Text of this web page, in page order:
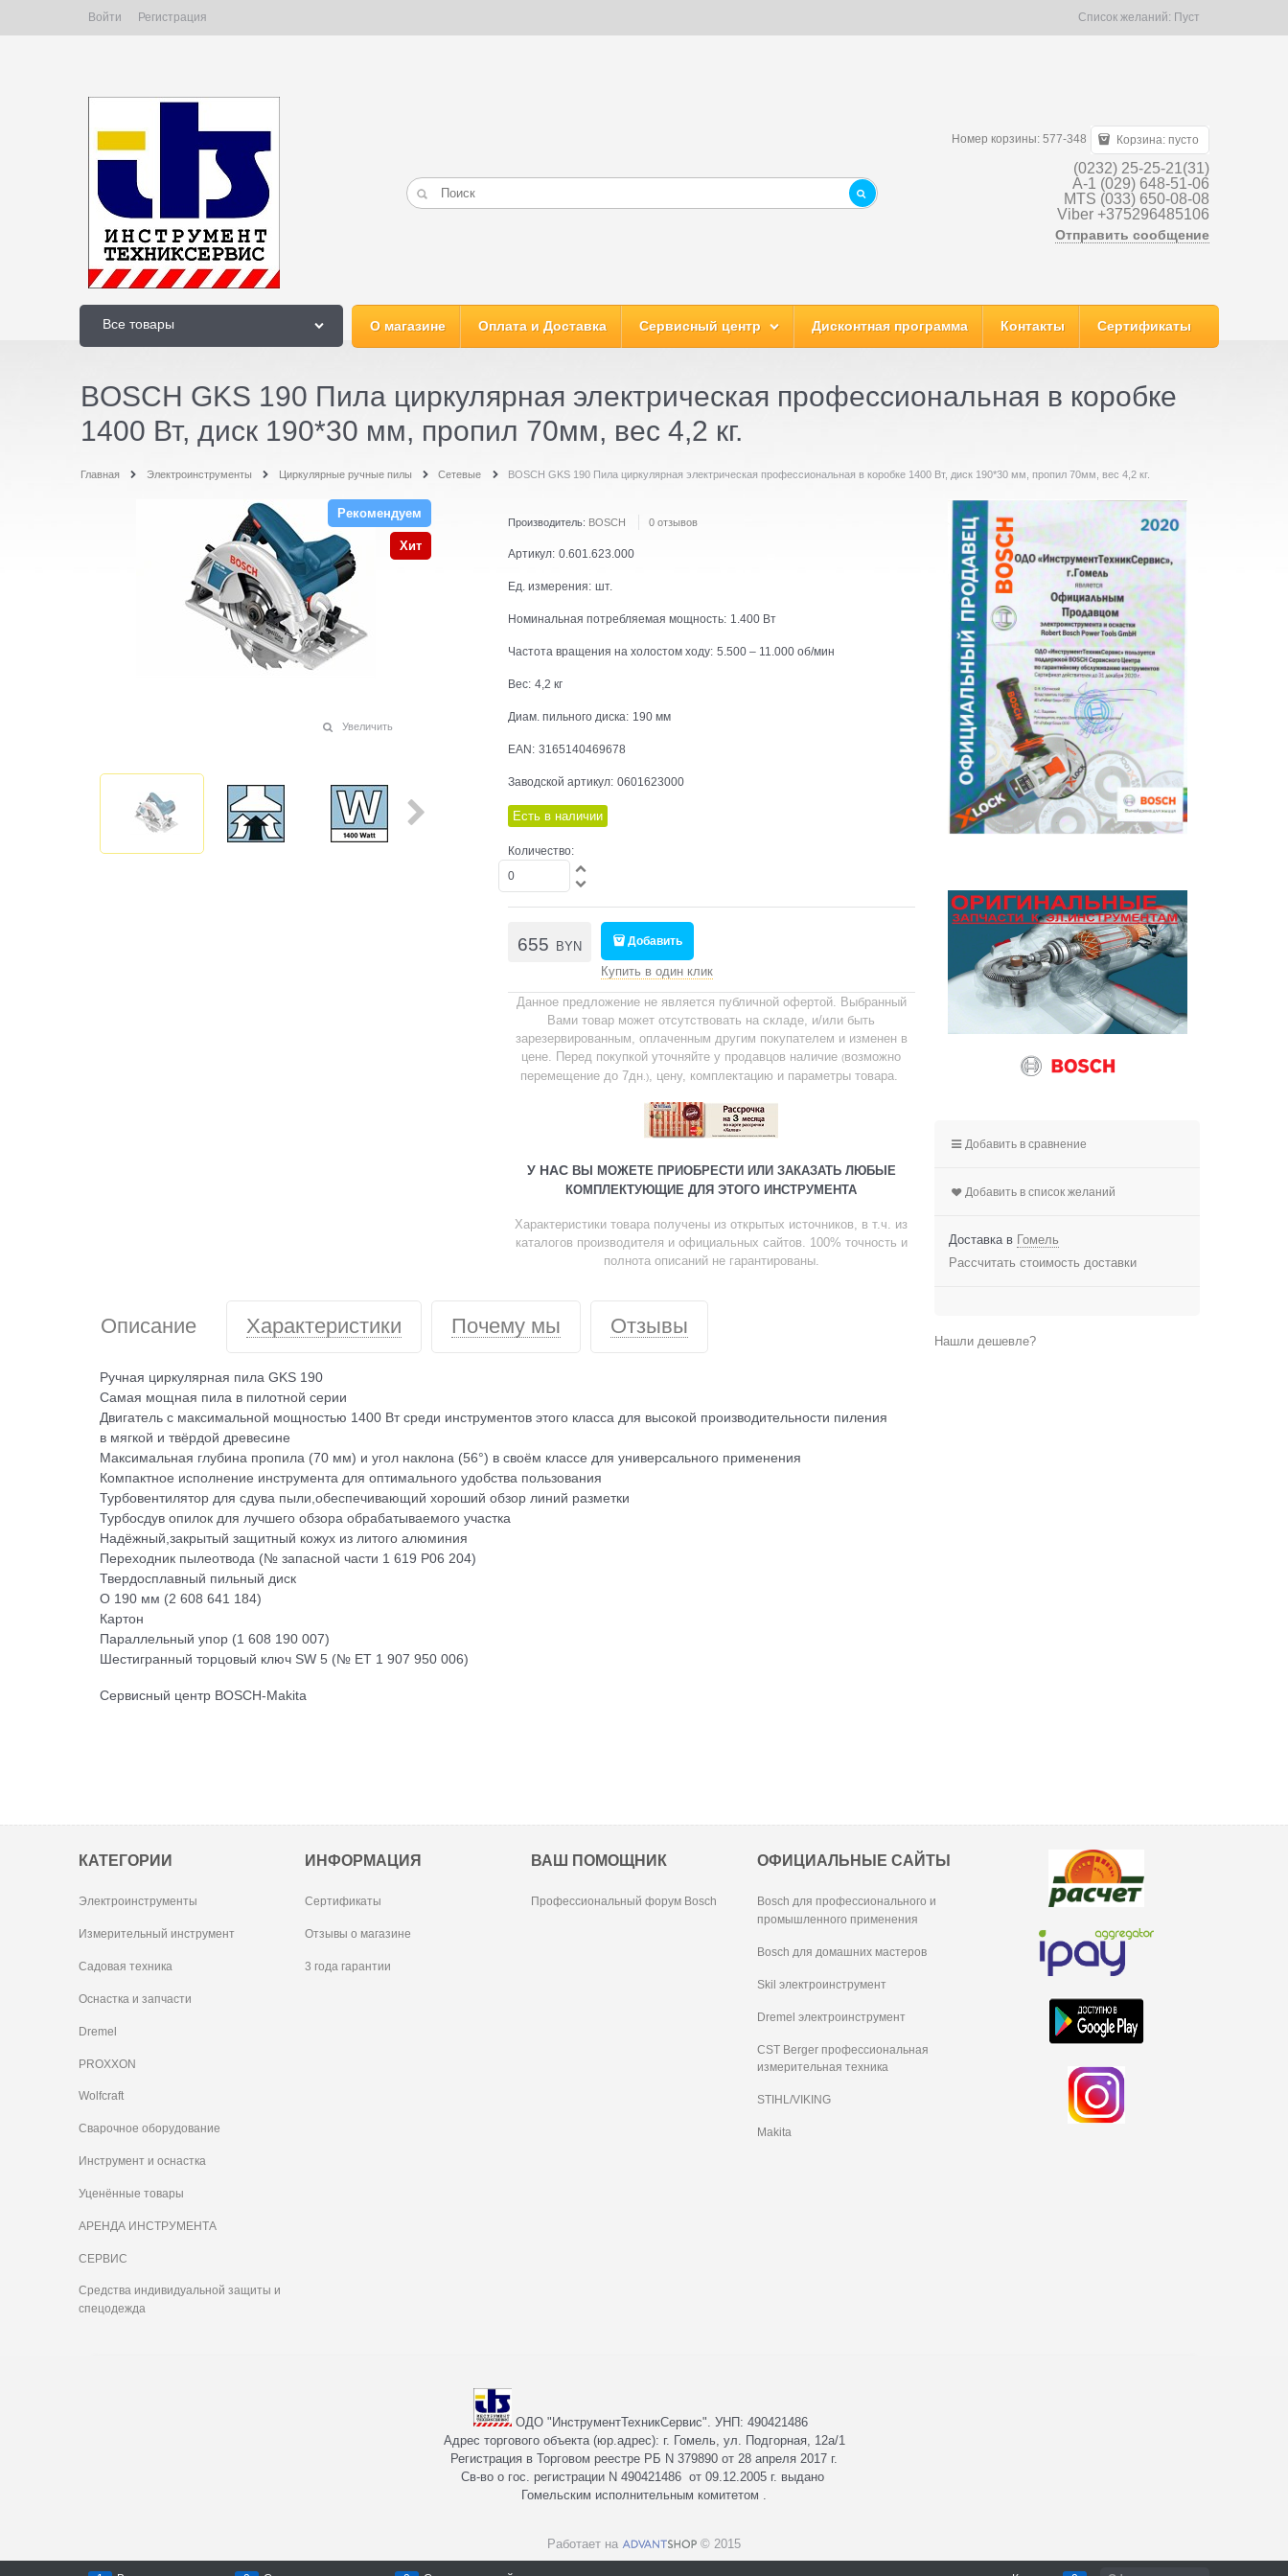
Войти Регистрация Список желаний: Пуст
Номер корзины: 577-348 Корзина: пусто
(0232) 25-25-21(31)
A-1 (029) 648-51-06
MTS (033) 650-08-08
Viber +375296485106
Отправить сообщение
Все товары О магазине Оплата и Доставка Сервисный центр Дисконтная программа Контакты Сертификаты
BOSCH GKS 190 Пила циркулярная электрическая профессиональная в коробке
1400 Вт, диск 190*30 мм, пропил 70мм, вес 4,2 кг.
Главная Электроинструменты Циркулярные ручные пилы Сетевые BOSCH GKS 190 Пила циркулярная электрическая профессиональная в коробке 1400 Вт, диск 190*30 мм, пропил 70мм, вес 4,2 кг.
Рекомендуем
Хит
Увеличить
Производитель: BOSCH 0 отзывов
Артикул: 0.601.623.000
Ед. измерения: шт.
Номинальная потребляемая мощность: 1.400 Вт
Частота вращения на холостом ходу: 5.500 – 11.000 об/мин
Вес: 4,2 кг
Диам. пильного диска: 190 мм
EAN: 3165140469678
Заводской артикул: 0601623000
Есть в наличии
Количество:
655 BYN Добавить
Купить в один клик
Данное предложение не является публичной офертой. Выбранный
Вами товар может отсутствовать на складе, и/или быть
зарезервированным, оплаченным другим покупателем и изменен в
цене. Перед покупкой уточняйте у продавцов наличие(возможно
перемещение до 7дн .) , цену, комплектацию и параметры товара.
У НАС ВЫ МОЖЕТЕ ПРИОБРЕСТИ ИЛИ ЗАКАЗАТЬ ЛЮБЫЕ
КОМПЛЕКТУЮЩИЕ ДЛЯ ЭТОГО ИНСТРУМЕНТА
Характеристики товара получены из открытых источников, в т.ч. из
каталогов производителя и официальных сайтов. 100% точность и
полнота описаний не гарантированы.
Описание Характеристики Почему мы Отзывы
Ручная циркулярная пила GKS 190
Самая мощная пила в пилотной серии
Двигатель с максимальной мощностью 1400 Вт среди инструментов этого класса для высокой производительности пиления
в мягкой и твёрдой древесине
Максимальная глубина пропила (70 мм) и угол наклона (56°) в своём классе для универсального применения
Компактное исполнение инструмента для оптимального удобства пользования
Турбовентилятор для сдува пыли,обеспечивающий хороший обзор линий разметки
Турбосдув опилок для лучшего обзора обрабатываемого участка
Надёжный,закрытый защитный кожух из литого алюминия
Переходник пылеотвода (№ запасной части 1 619 P06 204)
Твердосплавный пильный диск
O 190 мм (2 608 641 184)
Картон
Параллельный упор (1 608 190 007)
Шестигранный торцовый ключ SW 5 (№ ET 1 907 950 006)
Сервисный центр BOSCH-Makita
Добавить в сравнение
Добавить в список желаний
Доставка в Гомель
Рассчитать стоимость доставки
Нашли дешевле?
КАТЕГОРИИ
Электроинструменты
Измерительный инструмент
Садовая техника
Оснастка и запчасти
Dremel
PROXXON
Wolfcraft
Сварочное оборудование
Инструмент и оснастка
Уценённые товары
АРЕНДА ИНСТРУМЕНТА
СЕРВИС
Средства индивидуальной защиты и
спецодежда
ИНФОРМАЦИЯ
Сертификаты
Отзывы о магазине
3 года гарантии
ВАШ ПОМОЩНИК
Профессиональный форум Bosch
ОФИЦИАЛЬНЫЕ САЙТЫ
Bosch для профессионального и
промышленного применения
Bosch для домашних мастеров
Skil электроинструмент
Dremel электроинструмент
CST Berger профессиональная
измерительная техника
STIHL/VIKING
Makita
Работает на © 2015
ОДО "ИнструментТехникСервис". УНП: 490421486
Адрес торгового объекта (юр.адрес): г. Гомель, ул. Подгорная, 12а/1
Регистрация в Торговом реестре РБ N 379890 от 28 апреля 2017 г.
Св-во о гос. регистрации N 490421486 от 09.12.2005 г. выдано
Гомельским исполнительным комитетом .